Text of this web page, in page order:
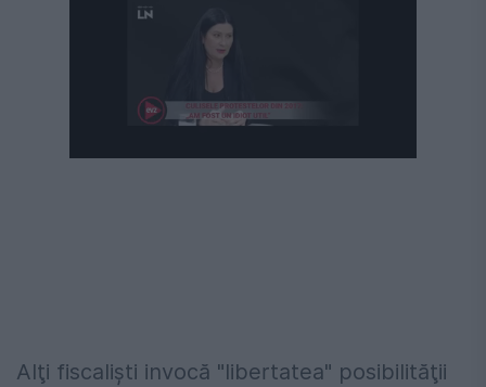
Alţi fiscalişti invocă "libertatea" posibilităţii